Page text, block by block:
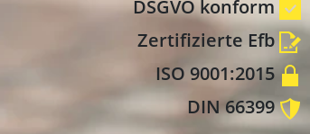
DSGVO konform
Zertifizierte Efb
ISO 9001:2015
DIN 66399